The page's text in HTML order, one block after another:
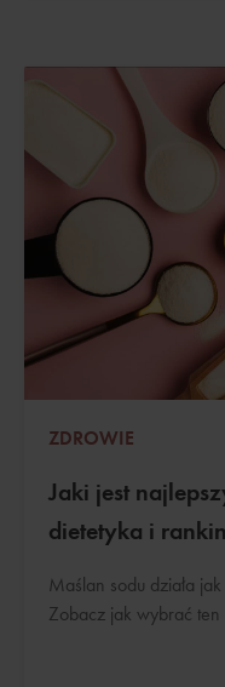
ZDROWIE
Jaki jest
dietetyka i
Maślan sodu działa
Zobacz jak wybrać